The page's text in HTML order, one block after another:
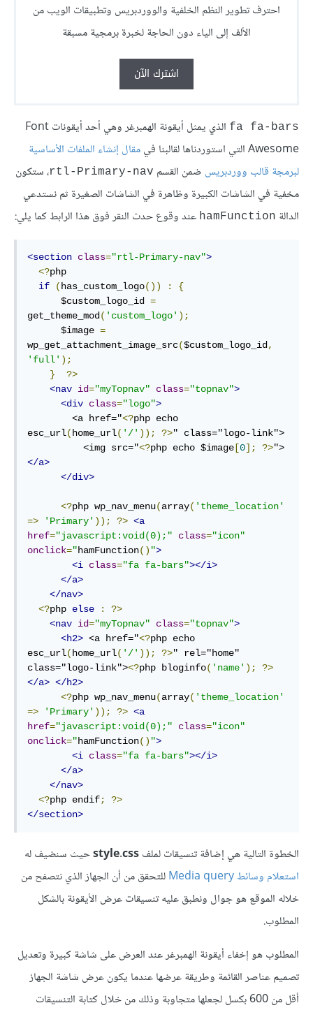
احترف تطوير النظم الخلفية والووردبريس وتطبيقات الويب من
الألف إلى الياء دون الحاجة لخبرة برمجية مسبقة
اشترك الآن
fa fa-bars
الذي يمثل أيقونة الهمبرغر وهي أحد أيقونات Font
Awesome التي استوردناها لقالبنا في
مقال إنشاء الملفات الأساسية
لبرمجة قالب ووردبريس ضمن القسم rtl-Primary-nav، ستكون
مخفية في الشاشات الكبيرة وظاهرة في الشاشات الصغيرة ثم نستدعي
الدالة hamFunction عند وقوع حدث النقر فوق هذا الرابط كما يلي:
<section class="rtl-Primary-nav">
<?php
if
( has_custom_logo()) :
{
      $custom_logo_id
=
get_theme_mod ( 'custom_logo' );
      $image
=
wp_get_attachment_image_src($custom_logo_id ,
'full' );
}
?>
<nav id="myTopnav" class="topnav">
<div class="logo">
        <a href="
<?php echo
esc_url( home_url( '/' )); ?>" class="logo-link">
          <img src="
<?php echo $image [0]; ?>
</a>
</div>
<?php wp_nav_menu(array( 'theme_location'
=>
'Primary' )); ?> <a
href="javascript:void(0);" class="icon"
onclick="hamFunction() ">
<i class="fa fa-bars"></i>
</a>
</nav>
<?php else :
?>
<nav id="myTopnav" class="topnav">
<h2> <a href="<?php echo
esc_url( home_url( '/' )); ?>" rel="home"
class="logo-link"><?php bloginfo( 'name' );
?>
</a> </h2>
<?php wp_nav_menu(array( 'theme_location'
=>
'Primary' )); ?> <a
href="javascript:void(0);" class="icon"
onclick="hamFunction() ">
<i class="fa fa-bars"></i>
</a>
</nav>
<?php endif;
?>
</section>
الخطوة التالية هي إضافة تنسيقات لملفstyle.cssحيث سنضيف له
استعلام وسائط Media query
للتحقق من أن الجهاز الذي نتصفح من
خلاله الموقع هو جوال ونطبق عليه تنسيقات عرض الأيقونة بالشكل
المطلوب.
المطلوب هو إخفاء أيقونة الهمبرغر عند العرض على شاشة كبيرة وتعديل
تصميم عناصر القائمة وطريقة عرضها عندما يكون عرض شاشة الجهاز
أقل من 600 بكسل لجعلها متجاوبة وذلك من خلال كتابة التنسيقات